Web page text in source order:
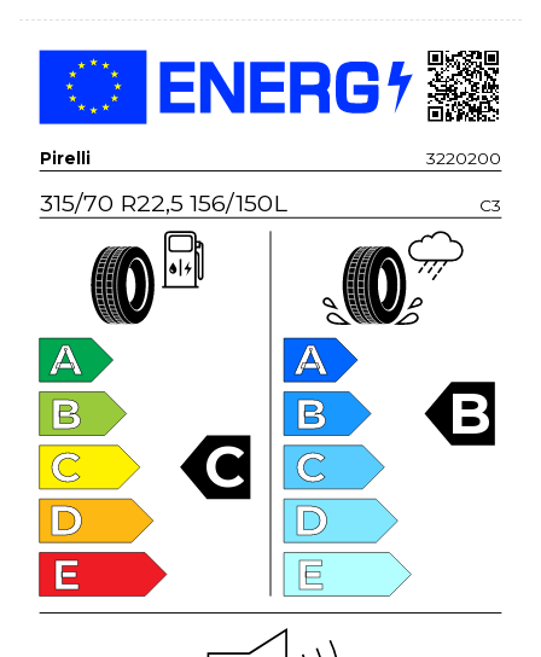
Pirelli 3220200
315/70 R22,5 156/150L C3
A
B
C
D
E
C
A
B
C
D
E
B